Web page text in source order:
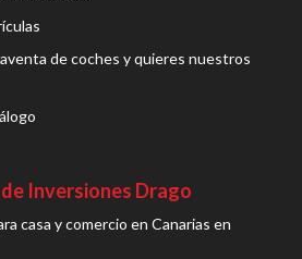
de coches y quieres nuestros
Inversiones Drago
casa y comercio en Canarias en